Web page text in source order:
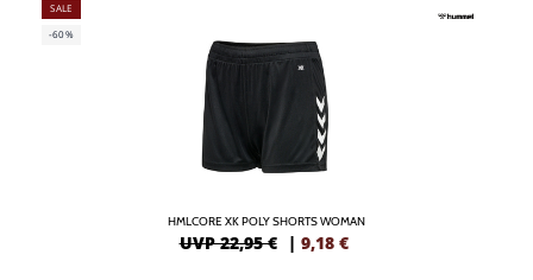
SALE
-60%
HMLCORE XK POLY SHORTS WOMAN
UVP 22,95 € | 9,18 €